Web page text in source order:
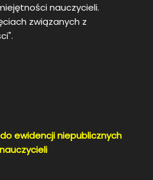
nauczycieli.
związanych z
ewidencji niepublicznych